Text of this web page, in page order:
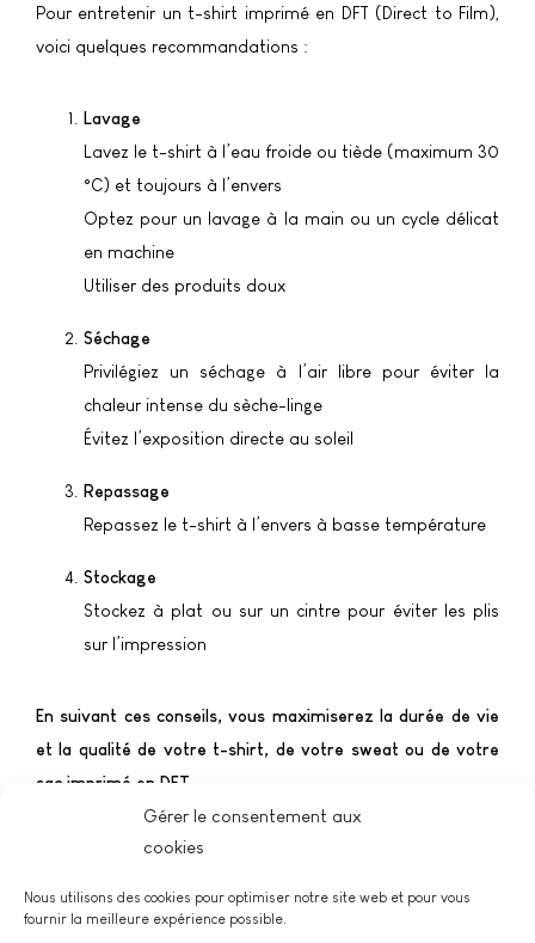
Gérer le consentement aux
cookies
Nous utilisons des cookies pour optimiser notre site web et pour vous
fournir la meilleure expérience possible.
Pour entretenir un t-shirt imprimé en DFT (Direct to Film),
voici quelques recommandations :
Lavage
Lavez le t-shirt à l’eau froide ou tiède (maximum 30
°C) et toujours à l’envers
Optez pour un lavage à la main ou un cycle délicat
en machine
Utiliser des produits doux
Séchage
Privilégiez un séchage à l’air libre pour éviter la
chaleur intense du sèche-linge
Évitez l’exposition directe au soleil
Repassage
Repassez le t-shirt à l’envers à basse température
Stockage
Stockez à plat ou sur un cintre pour éviter les plis
sur l’impression
En suivant ces conseils, vous maximiserez la durée de vie
et la qualité de votre t-shirt, de votre sweat ou de votre
sac imprimé en DFT.